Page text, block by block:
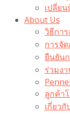
เปลี่ย
About Us
วิธีกา
การจัด
ยืนยัน
ร่วมง
ลูกค้า
เกี่ยวกั